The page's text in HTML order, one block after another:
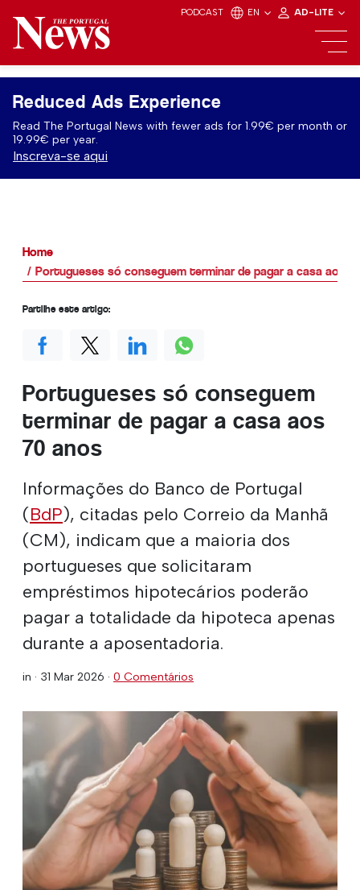
PODCAST EN AD-LITE
Reduced Ads Experience
Read The Portugal News with fewer ads for 1.99€ per month or
19.99€ per year.
Inscreva-se aqui
Home
Portugueses só conseguem terminar de pagar a casa aos
Portugueses só conseguem
terminar de pagar a casa aos
70 anos
Informações do Banco de Portugal
(BdP), citadas pelo Correio da Manhã
(CM), indicam que a maioria dos
portugueses que solicitaram
empréstimos hipotecários poderão
pagar a totalidade da hipoteca apenas
durante a aposentadoria.
in · 31 Mar 2026 · 0 Comentários
Partilhe este artigo: